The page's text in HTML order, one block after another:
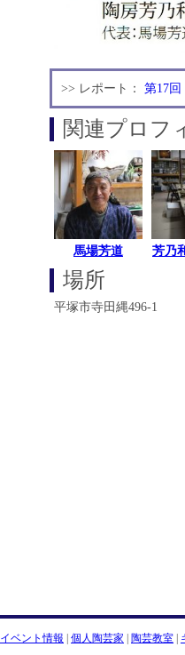
>> レポート： 第17
関連プロフ
馬場芳道 芳乃
場所
平塚市寺田縄496-1
イベント情報 個人陶芸家 陶芸教室